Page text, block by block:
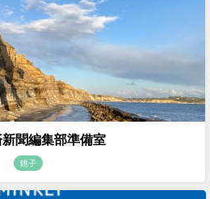
聞編集部準備室
銚子